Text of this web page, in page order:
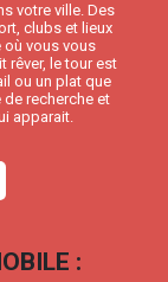
votre ville. Des
clubs et lieux
où vous vous
rêver, le tour est
ou un plat que
recherche et
apparait.
: